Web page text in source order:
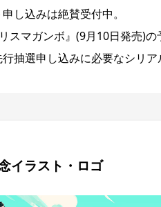
し込みは絶賛受付中。
スマガンボ』(9月10日発売)
抽選申し込みに必要なシリア
イラスト・ロゴ